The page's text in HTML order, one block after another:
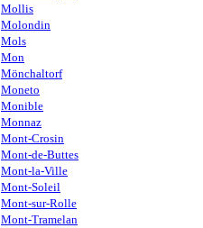
Mollis
Molondin
Mols
Mon
Mönchaltorf
Moneto
Monible
Monnaz
Mont-Crosin
Mont-de-Buttes
Mont-la-Ville
Mont-Soleil
Mont-sur-Rolle
Mont-Tramelan